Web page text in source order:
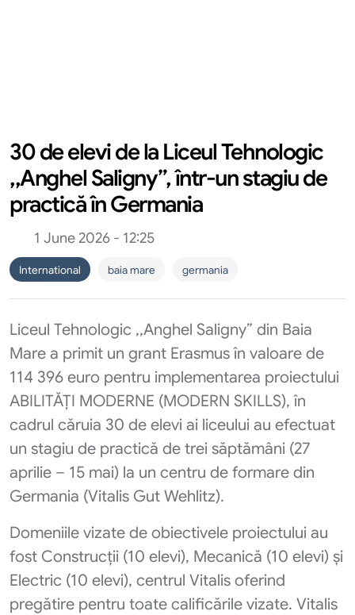
30 de elevi de la Liceul Tehnologic
,,Anghel Saligny”, într-un stagiu de
practică în Germania
1 June 2026 - 12:25
International baia mare germania
Liceul Tehnologic ,,Anghel Saligny” din Baia
Mare a primit un grant Erasmus în valoare de
114 396 euro pentru implementarea proiectului
ABILITĂȚI MODERNE (MODERN SKILLS), în
cadrul căruia 30 de elevi ai liceului au efectuat
un stagiu de practică de trei săptămâni (27
aprilie – 15 mai) la un centru de formare din
Germania (Vitalis Gut Wehlitz).
Domeniile vizate de obiectivele proiectului au
fost Construcții (10 elevi), Mecanică (10 elevi) și
Electric (10 elevi), centrul Vitalis oferind
pregătire pentru toate calificările vizate. Vitalis